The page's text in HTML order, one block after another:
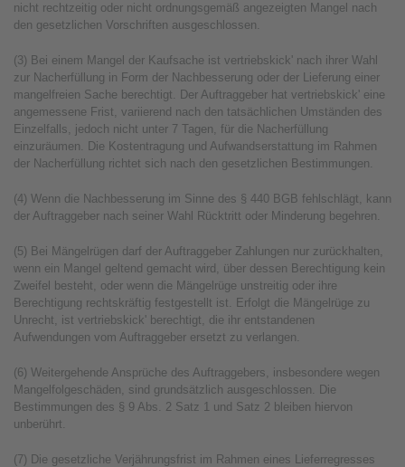
nicht rechtzeitig oder nicht ordnungsgemäß angezeigten Mangel nach
den gesetzlichen Vorschriften ausgeschlossen.
(3) Bei einem Mangel der Kaufsache ist vertriebskick' nach ihrer Wahl
zur Nacherfüllung in Form der Nachbesserung oder der Lieferung einer
mangelfreien Sache berechtigt. Der Auftraggeber hat vertriebskick' eine
angemessene Frist, variierend nach den tatsächlichen Umständen des
Einzelfalls, jedoch nicht unter 7 Tagen, für die Nacherfüllung
einzuräumen. Die Kostentragung und Aufwandserstattung im Rahmen
der Nacherfüllung richtet sich nach den gesetzlichen Bestimmungen.
(4) Wenn die Nachbesserung im Sinne des § 440 BGB fehlschlägt, kann
der Auftraggeber nach seiner Wahl Rücktritt oder Minderung begehren.
(5) Bei Mängelrügen darf der Auftraggeber Zahlungen nur zurückhalten,
wenn ein Mangel geltend gemacht wird, über dessen Berechtigung kein
Zweifel besteht, oder wenn die Mängelrüge unstreitig oder ihre
Berechtigung rechtskräftig festgestellt ist. Erfolgt die Mängelrüge zu
Unrecht, ist vertriebskick' berechtigt, die ihr entstandenen
Aufwendungen vom Auftraggeber ersetzt zu verlangen.
(6) Weitergehende Ansprüche des Auftraggebers, insbesondere wegen
Mangelfolgeschäden, sind grundsätzlich ausgeschlossen. Die
Bestimmungen des § 9 Abs. 2 Satz 1 und Satz 2 bleiben hiervon
unberührt.
(7) Die gesetzliche Verjährungsfrist im Rahmen eines Lieferregresses